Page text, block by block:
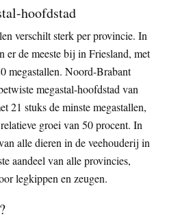
hoofdstad
verschilt sterk per provincie. In
er de meeste bij in Friesland, met
megastallen. Noord-Brabant
megastal-hoofdstad van
21 stuks de minste megastallen,
groei van 50 procent. In
alle dieren in de veehouderij in
aandeel van alle provincies,
legkippen en zeugen.